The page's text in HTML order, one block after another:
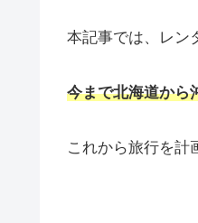
本記事では、レン
今まで北海道から
これから旅行を計